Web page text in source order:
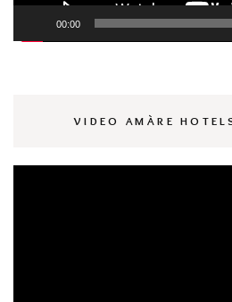
00:00
VIDEO AMÀRE